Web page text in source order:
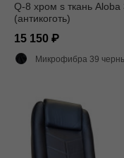
Q-8 хром s ткань Aloba
(антикоготь)
15 150
Микрофибра 39